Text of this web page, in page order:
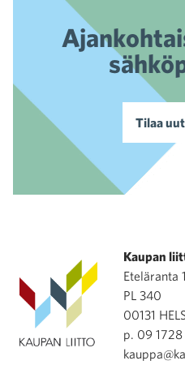
Tilaa
Kaupan
Eteläranta
PL 340
00131
p. 09 1728